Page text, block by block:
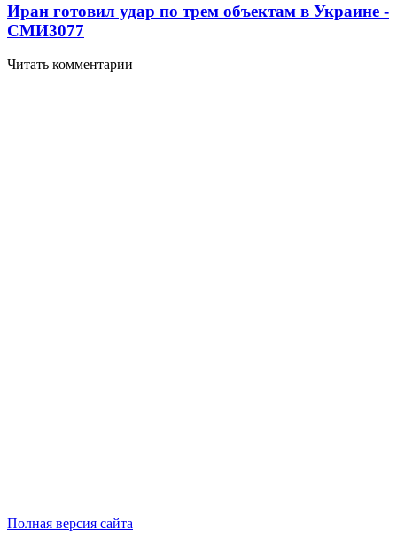
Иран готовил удар по трем объектам в Украине -
СМИ3077
Читать комментарии
Полная версия сайта